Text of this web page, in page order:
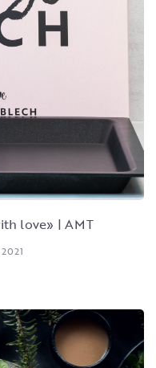
love» | AMT